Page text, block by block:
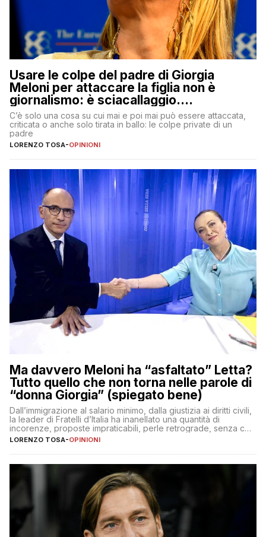
Usare le colpe del padre di Giorgia
Meloni per attaccare la figlia non è
giornalismo: è sciacallaggio.
Dimostriamo di essere diversi
C’è solo una cosa su cui mai e poi mai può essere attaccata,
criticata o anche solo tirata in ballo: le colpe private di un
padre
LORENZO TOSA-OPINIONI
Ma davvero Meloni ha “asfaltato” Letta?
Tutto quello che non torna nelle parole di
“donna Giorgia” (spiegato bene)
Dall’immigrazione al salario minimo, dalla giustizia ai diritti civili,
la leader di Fratelli d’Italia ha inanellato una quantità di
incorenze, proposte impraticabili, perle retrograde, senza che
nessuno – a destra come a sinistra – glielo abbia fatto notare
LORENZO TOSA-OPINIONI